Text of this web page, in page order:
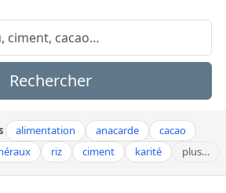
Rechercher
alimentation anacarde
cacao
riz ciment karité plus…